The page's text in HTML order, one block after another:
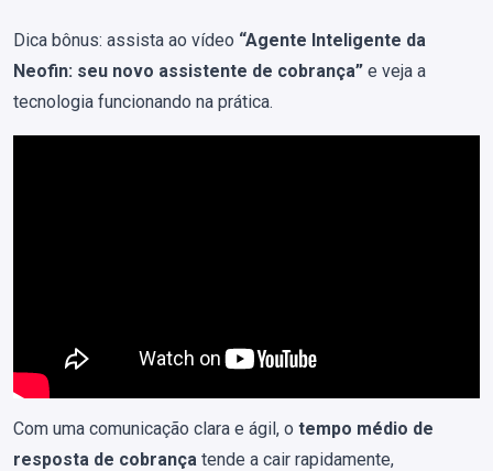
Dica bônus: assista ao vídeo “Agente Inteligente da
Neofin: seu novo assistente de cobrança” e veja a
tecnologia funcionando na prática.
Com uma comunicação clara e ágil, o tempo médio de
resposta de cobrança tende a cair rapidamente,